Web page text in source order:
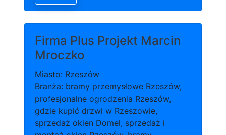
Firma Plus Projekt Marcin
Mroczko
Miasto: Rzeszów
Branża: bramy przemysłowe Rzeszów,
profesjonalne ogrodzenia Rzeszów,
gdzie kupić drzwi w Rzeszowie,
sprzedaż okien Domel, sprzedaż i